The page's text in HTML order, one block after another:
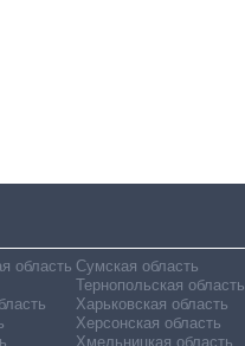
область Сумская область
Тернопольская область
Харьковская область
Херсонская область
Хмельницкая область